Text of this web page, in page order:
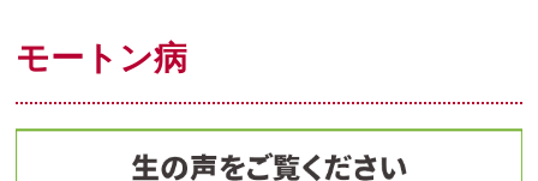
モートン病